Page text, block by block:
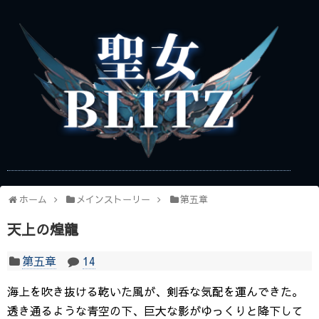
ホーム メインストーリー 第五章
天上の煌龍
第五章
14
海上を吹き抜ける乾いた風が、剣呑な気配を運んできた。
透き通るような青空の下、巨大な影がゆっくりと降下して